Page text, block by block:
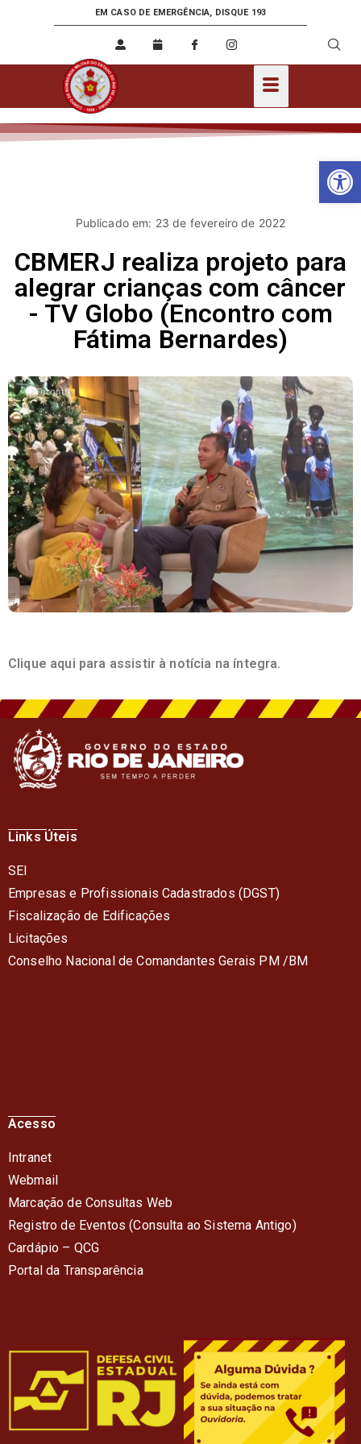
EM CASO DE EMERGÊNCIA, DISQUE 193
Publicado em: 23 de fevereiro de 2022
CBMERJ realiza projeto para
alegrar crianças com câncer
- TV Globo (Encontro com
Fátima Bernardes)
Clique aqui para assistir à notícia na íntegra.
Links Úteis
SEI
Empresas e Profissionais Cadastrados (DGST)
Fiscalização de Edificações
Licitações
Conselho Nacional de Comandantes Gerais PM /BM
Acesso
Intranet
Webmail
Marcação de Consultas Web
Registro de Eventos (Consulta ao Sistema Antigo)
Cardápio – QCG
Portal da Transparência